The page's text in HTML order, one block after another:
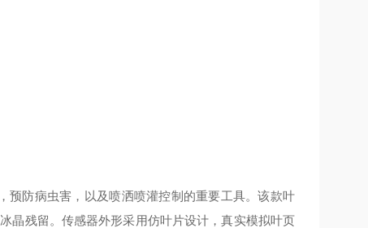
预防病虫害，以及喷洒喷灌控制的重要工具。该款叶
晶残留。传感器外形采用仿叶片设计，真实模拟叶页